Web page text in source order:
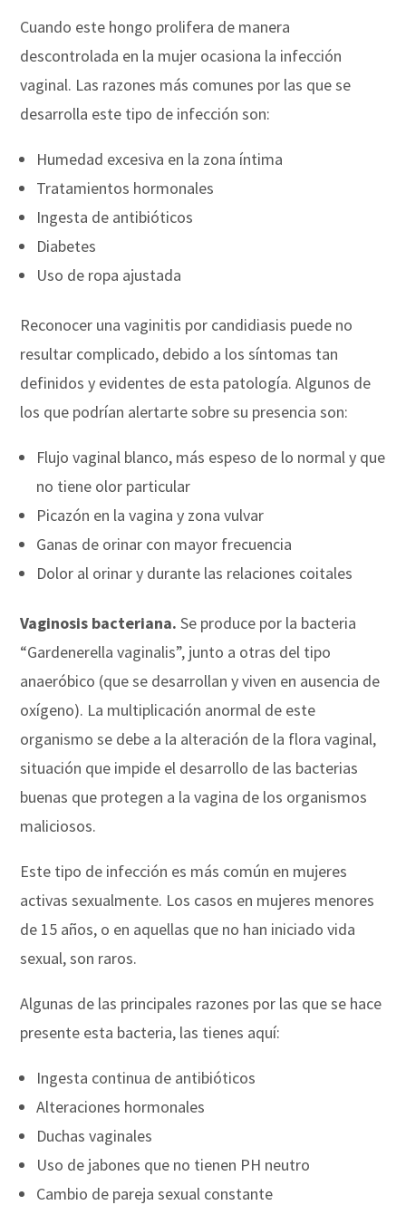
Cuando este hongo prolifera de manera
descontrolada en la mujer ocasiona la infección
vaginal. Las razones más comunes por las que se
desarrolla este tipo de infección son:
Humedad excesiva en la zona íntima
Tratamientos hormonales
Ingesta de antibióticos
Diabetes
Uso de ropa ajustada
Reconocer una vaginitis por candidiasis puede no
resultar complicado, debido a los síntomas tan
definidos y evidentes de esta patología. Algunos de
los que podrían alertarte sobre su presencia son:
Flujo vaginal blanco, más espeso de lo normal y que
no tiene olor particular
Picazón en la vagina y zona vulvar
Ganas de orinar con mayor frecuencia
Dolor al orinar y durante las relaciones coitales
Vaginosis bacteriana.Se produce por la bacteria
“Gardenerella vaginalis”, junto a otras del tipo
anaeróbico (que se desarrollan y viven en ausencia de
oxígeno). La multiplicación anormal de este
organismo se debe a la alteración de la flora vaginal,
situación que impide el desarrollo de las bacterias
buenas que protegen a la vagina de los organismos
maliciosos.
Este tipo de infección es más común en mujeres
activas sexualmente. Los casos en mujeres menores
de 15 años, o en aquellas que no han iniciado vida
sexual, son raros.
Algunas de las principales razones por las que se hace
presente esta bacteria, las tienes aquí:
Ingesta continua de antibióticos
Alteraciones hormonales
Duchas vaginales
Uso de jabones que no tienen PH neutro
Cambio de pareja sexual constante